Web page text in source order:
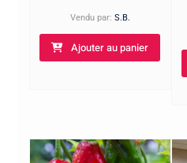
Vendu par: S.B.
Ajouter au panier